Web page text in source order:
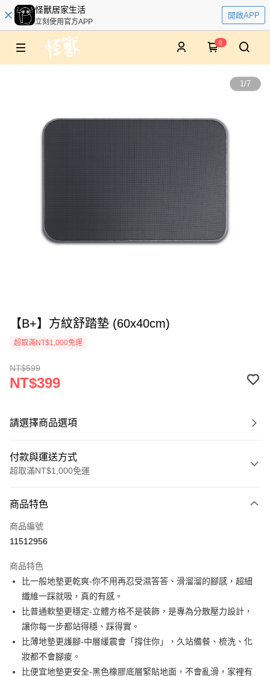
怪獸居家生活
立刻使用官方APP
開啟APP
0
1/7
【B+】方紋舒踏墊 (60x40cm)
超取滿NT$1,000免運
NT$599
NT$399
請選擇商品選項
付款與運送方式
超取滿NT$1,000免運
信用卡一次付款
超商取貨付款
Apple Pay
街口支付
悠遊付
Google Pay
AFTEE先享後付
商品特色
商品編號
11512956
商品特色
比一般地墊更乾爽-你不用再忍受濕答答、滑溜溜的腳感，超細
纖維一踩就吸，真的有感。
比普通軟墊更穩定-立體方格不是裝飾，是專為分散壓力設計，
讓你每一步都站得穩、踩得實。
比薄地墊更護腳-中層緩震會「撐住你」，久站備餐、梳洗、化
妝都不會腳痠。
比便宜地墊更安全-黑色橡膠底層緊貼地面，不會亂滑，家裡有